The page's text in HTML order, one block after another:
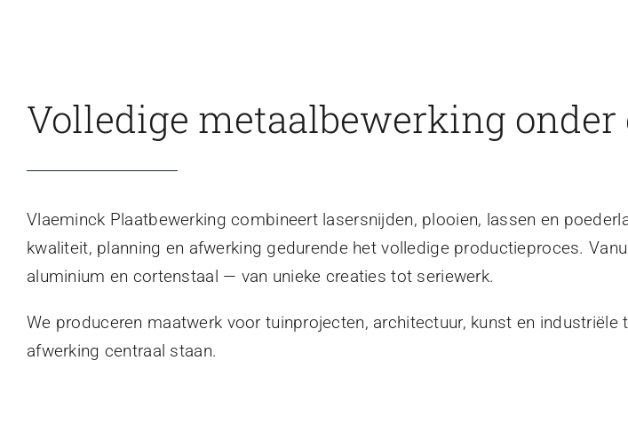
Volledige metaalbewerking onder
Vlaeminck Plaatbewerking combineert lasersnijden, plooien, lassen en
kwaliteit, planning en afwerking gedurende het volledige productieproces.
aluminium en cortenstaal — van unieke creaties tot seriewerk.
We produceren maatwerk voor tuinprojecten, architectuur, kunst en
afwerking centraal staan.